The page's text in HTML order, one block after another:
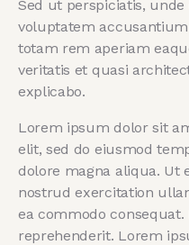
Sed ut perspiciatis,
voluptatem
totam rem aperiam
veritatis et quasi
explicabo.
Lorem ipsum dolor sit
elit, sed do eiusmod
dolore magna aliqua. Ut
nostrud exercitation
ea commodo
reprehenderit. Lorem